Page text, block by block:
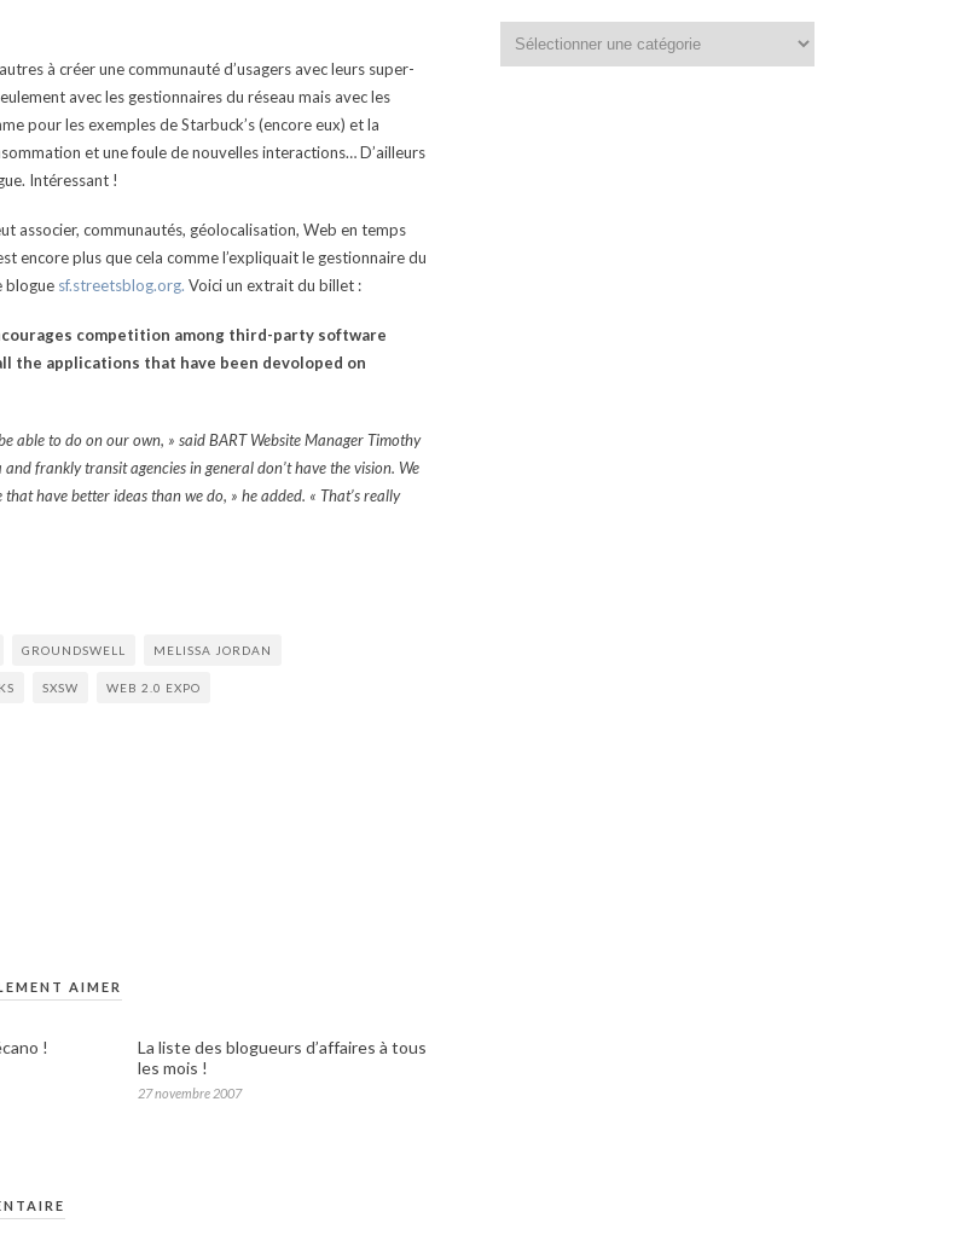
à créer une communauté d’usagers avec leurs super-
avec les gestionnaires du réseau mais avec les
pour les exemples de Starbuck’s (encore eux) et la
et une foule de nouvelles interactions… D’ailleurs
Intéressant !
associer, communautés, géolocalisation, Web en temps
encore plus que cela comme l’expliquait le gestionnaire du
blogue sf.streetsblog.org. Voici un extrait du billet :
competition among third-party software
the applications that have been devoloped on
able to do on our own, » said BART Website Manager Timothy
frankly transit agencies in general don’t have the vision. We
have better ideas than we do, » he added. « That’s really
GROUNDSWELL MELISSA JORDAN
SXSW WEB 2.0 EXPO
AIMER
!
La liste des blogueurs d’affaires à tous
les mois !
27 novembre 2007